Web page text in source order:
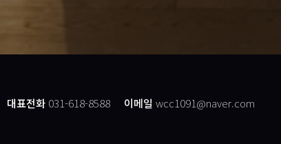
대표전화 031-618-8588 이메일 wcc1091@naver.com